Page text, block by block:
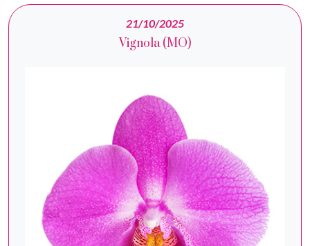
21/10/2025
Vignola (MO)